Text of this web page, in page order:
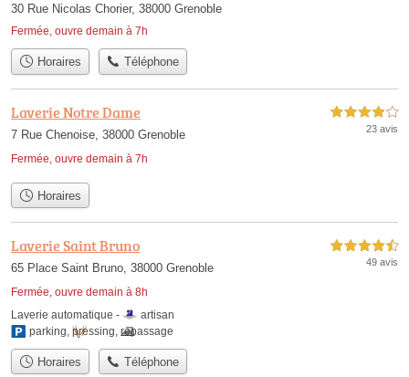
30 Rue Nicolas Chorier, 38000 Grenoble
Fermée, ouvre demain à 7h
Horaires Téléphone
Laverie Notre Dame
7 Rue Chenoise, 38000 Grenoble
Fermée, ouvre demain à 7h
4,0 étoiles sur 5
23 avis
Horaires
Laverie Saint Bruno
65 Place Saint Bruno, 38000 Grenoble
Fermée, ouvre demain à 8h
4,5 étoiles sur 5
49 avis
Laverie automatique -
artisan
parking, pressing, repassage
Horaires Téléphone